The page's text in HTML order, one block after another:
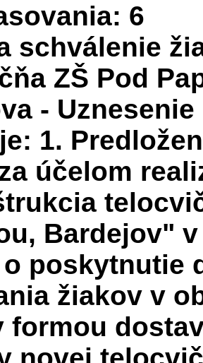
6
schválenie
ZŠ Pod
- Uznesenie
1.
účelom
Bardejov"
poskytnutie
žiakov v
formou